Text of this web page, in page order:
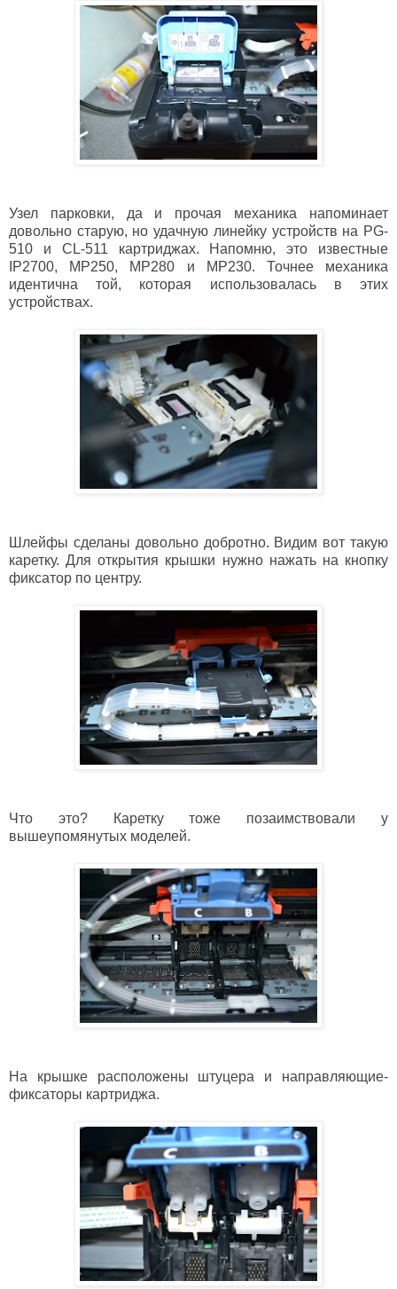
Узел парковки, да и прочая механика напоминает
довольно старую, но удачную линейку устройств на PG-
510 и CL-511 картриджах. Напомню, это известные
IP2700, MP250, MP280 и MP230. Точнее механика
идентична той, которая использовалась в этих
устройствах.
Шлейфы сделаны довольно добротно. Видим вот такую
каретку. Для открытия крышки нужно нажать на кнопку
фиксатор по центру.
Что это? Каретку тоже позаимствовали у
вышеупомянутых моделей.
На крышке расположены штуцера и направляющие-
фиксаторы картриджа.